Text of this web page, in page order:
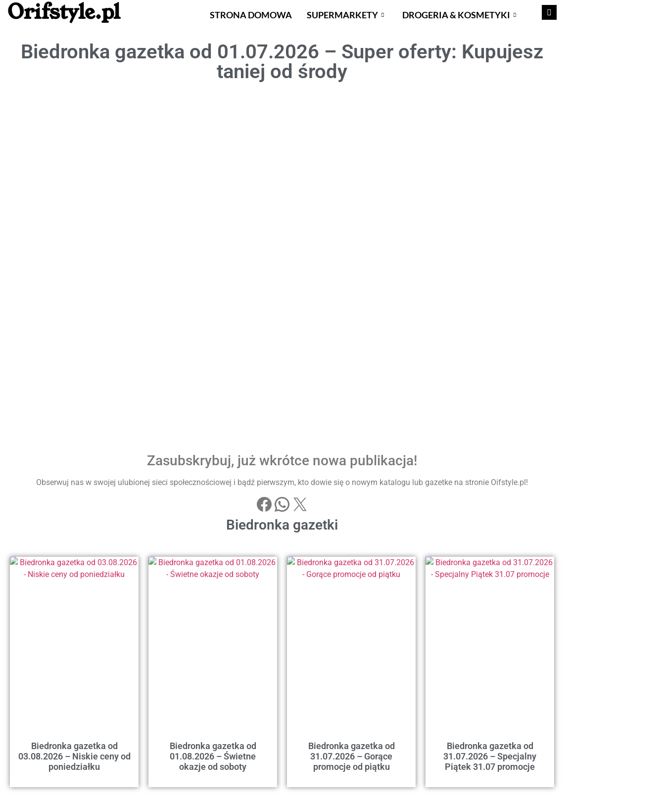
Orifstyle.pl STRONA DOMOWA SUPERMARKETY DROGERIA & KOSMETYKI
Biedronka gazetka od 01.07.2026 – Super oferty: Kupujesz
taniej od środy
Zasubskrybuj, już wkrótce nowa publikacja!
Obserwuj nas w swojej ulubionej sieci społecznościowej i bądź pierwszym, kto dowie się o nowym katalogu lub gazetke na stronie Oifstyle.pl!
Biedronka gazetki
Biedronka gazetka od
03.08.2026 – Niskie ceny od
poniedziałku
Biedronka gazetka od
01.08.2026 – Świetne
okazje od soboty
Biedronka gazetka od
31.07.2026 – Gorące
promocje od piątku
Biedronka gazetka od
31.07.2026 – Specjalny
Piątek 31.07 promocje